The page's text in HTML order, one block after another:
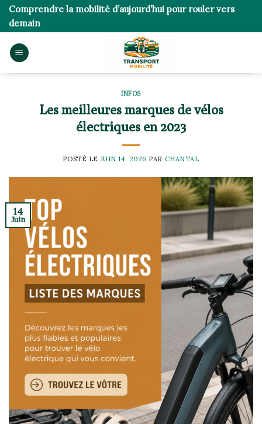
Skip
content
Comprendre la mobilité d’aujourd’hui pour rouler vers
demain
INFOS
Les meilleures marques de vélos
électriques en 2023
POSTÉ LE JUIN 14, 2026 PAR CHANTAL
14
Juin